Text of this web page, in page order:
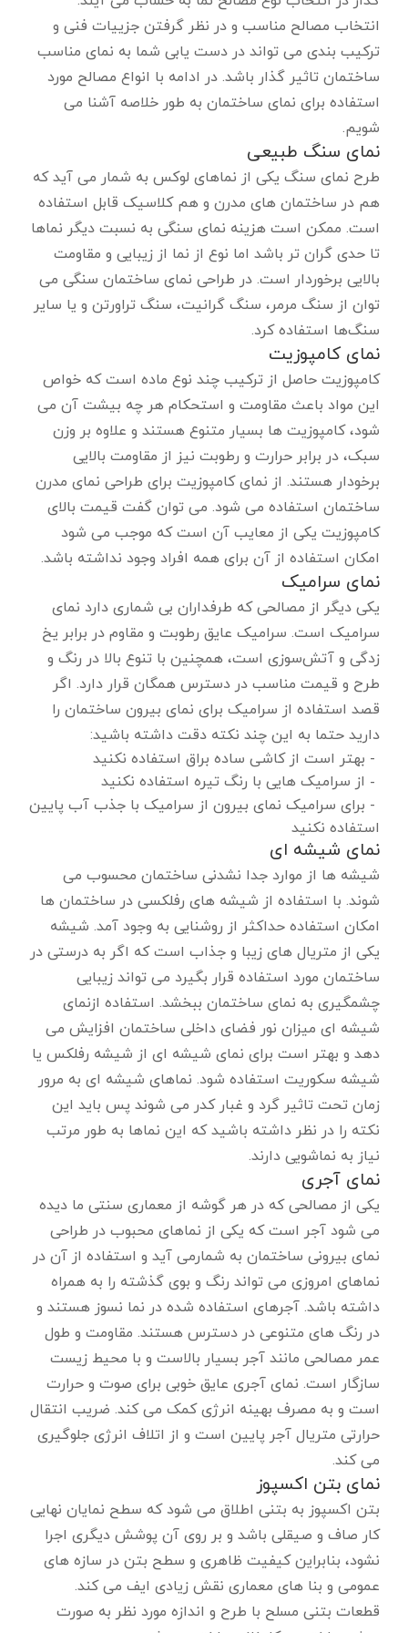
انتخاب مصالح مناسب و در نظر گرفتن جزییات فنی و
ترکیب بندی می تواند در دست یابی شما به نمای مناسب
ساختمان تاثیر گذار باشد. در ادامه با انواع مصالح مورد
استفاده برای نمای ساختمان به طور خلاصه آشنا می
شویم.
نمای سنگ طبیعی
طرح نمای سنگ یکی از نماهای لوکس به شمار می آید که
هم در ساختمان های مدرن و هم کلاسیک قابل استفاده
است. ممکن است هزینه نمای سنگی به نسبت دیگر نماها
تا حدی گران تر باشد اما نوع از نما از زیبایی و مقاومت
بالایی برخوردار است. در طراحی نمای ساختمان سنگی می
توان از سنگ مرمر،‌ سنگ گرانیت، ‌سنگ تراورتن و یا سایر
سنگ‌‌ها استفاده کرد.
نمای کامپوزیت
کامپوزیت حاصل از ترکیب چند نوع ماده است که خواص
این مواد باعث مقاومت و استحکام هر چه بیشت آن می
شود، کامپوزیت ها بسیار متنوع هستند و علاوه بر وزن
سبک، در برابر حرارت و رطوبت نیز از مقاومت بالایی
برخودار هستند. از نمای کامپوزیت برای طراحی نمای مدرن
ساختمان استفاده می شود. می توان گفت قیمت بالای
کامپوزیت یکی از معایب آن است که موجب می شود
امکان استفاده از آن برای همه افراد وجود نداشته باشد.
نمای سرامیک
یکی دیگر از مصالحی که طرفداران بی شماری دارد نمای
سرامیک است. سرامیک عایق رطوبت و مقاوم در برابر یخ
زدگی و آتش‌سوزی است، همچنین با تنوع بالا در رنگ و
طرح و قیمت مناسب در دسترس همگان قرار دارد. اگر
قصد استفاده از سرامیک برای نمای بیرون ساختمان را
دارید حتما به این چند نکته دقت داشته باشید:
بهتر است از کاشی ساده براق استفاده نکنید
از سرامیک‌ هایی با رنگ تیره استفاده نکنید
برای سرامیک نمای بیرون از سرامیک با جذب آب پایین
استفاده نکنید
نمای شیشه ای
شیشه ها از موارد جدا نشدنی ساختمان محسوب می
شوند. با استفاده از شیشه های رفلکسی در ساختمان ها
امکان استفاده حداکثر از روشنایی به وجود آمد. شیشه
یکی از متریال های زیبا و جذاب است که اگر به درستی در
ساختمان مورد استفاده قرار بگیرد می تواند زیبایی
چشمگیری به نمای ساختمان ببخشد. استفاده ازنمای
شیشه ای میزان نور فضای داخلی ساختمان افزایش می
دهد و بهتر است برای نمای شیشه ای از شیشه رفلکس یا
شیشه سکوریت استفاده شود. نماهای شیشه ای به مرور
زمان تحت تاثیر گرد و غبار کدر می شوند پس باید این
نکته را در نظر داشته باشید که این نماها به طور مرتب
نیاز به نماشویی دارند.
نمای آجری
یکی از مصالحی که در هر گوشه از معماری سنتی ما دیده
می شود آجر است که یکی از نماهای محبوب در طراحی
نمای بیرونی ساختمان به شمارمی آید و استفاده از آن در
نماهای امروزی می تواند رنگ و بوی گذشته را به همراه
داشته باشد. آجرهای استفاده شده در نما نسوز هستند و
در رنگ های متنوعی در دسترس هستند. مقاومت و طول
عمر مصالحی مانند آجر بسیار بالاست و با محیط زیست
سازگار است. نمای آجری عایق خوبی برای صوت و حرارت
است و به مصرف بهینه انرژی کمک می کند. ضریب انتقال
حرارتی متریال آجر پایین است و از اتلاف انرژی جلوگیری
می کند.
نمای بتن اکسپوز
بتن اکسپوز به بتنی اطلاق می شود که سطح نمایان نهایی
کار صاف و صیقلی باشد و بر روی آن پوشش دیگری اجرا
نشود، بنابراین کیفیت ظاهری و سطح بتن در سازه های
عمومی و بنا های معماری نقش زیادی ایف می کند.
قطعات بتنی مسلح با طرح و اندازه مورد نظر به صورت